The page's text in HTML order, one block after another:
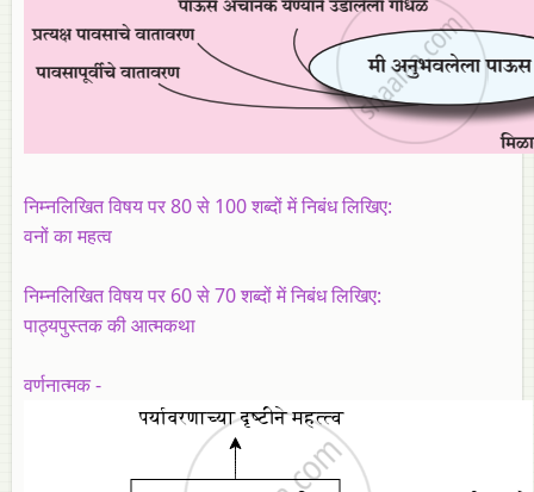
निम्नलिखित विषय पर 80 से 100 शब्दों में निबंध लिखिए:
वनों का महत्व
निम्नलिखित विषय पर 60 से 70 शब्दों में निबंध लिखिए:
पाठ्यपुस्तक की आत्मकथा
वर्णनात्मक -